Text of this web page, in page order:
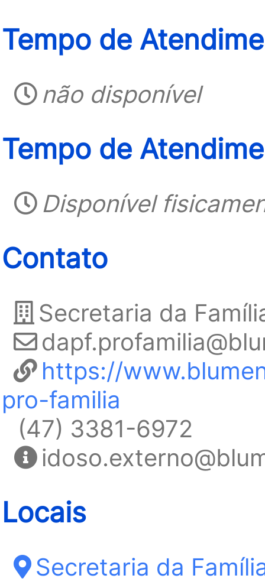
Tempo de
não disponível
Tempo de
Disponível
Contato
Secretaria da
https://
pro-familia
(47) 3381-6972
Locais
Secretaria da